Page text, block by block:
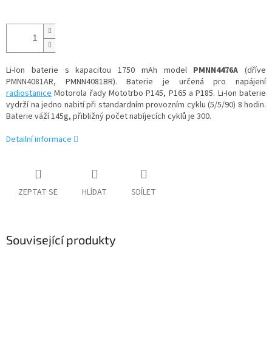
cena:
Li-Ion baterie s kapacitou 1750 mAh model PMNN4476A (dříve
PMNN4081AR, PMNN4081BR). Baterie je určená pro napájení
radiostanice Motorola řady Mototrbo P145, P165 a P185. Li-Ion baterie
vydrží na jedno nabití při standardním provozním cyklu (5/5/90) 8 hodin.
Baterie váží 145g, přibližný počet nabíjecích cyklů je 300.
Detailní informace
ZEPTAT SE HLÍDAT SDÍLET
Související produkty